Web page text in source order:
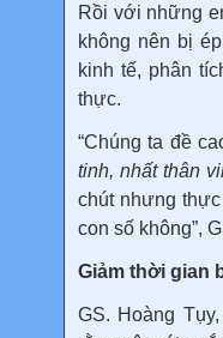
Rồi với những
không nên bị
kinh tế, phân
thực.
“Chúng ta đề
tinh, nhất thân
chút nhưng
con số không”,
Giảm thời gian
GS. Hoàng